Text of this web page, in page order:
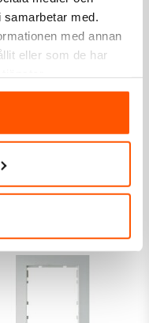
med.
med annan
eller som de har
S.1 Tätningskit
kr
LÄGG I VARUKORG